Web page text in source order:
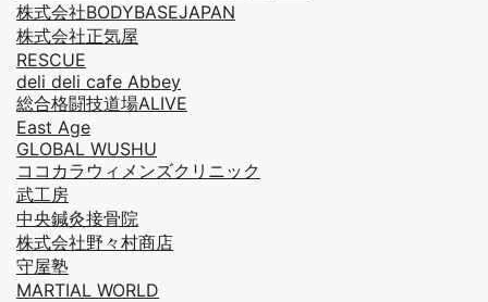
株式会社BODYBASEJAPAN
株式会社正気屋
RESCUE
deli deli cafe Abbey
総合格闘技道場ALIVE
East Age
GLOBAL WUSHU
ココカラウィメンズクリニック
武工房
中央鍼灸接骨院
株式会社野々村商店
守屋塾
MARTIAL WORLD